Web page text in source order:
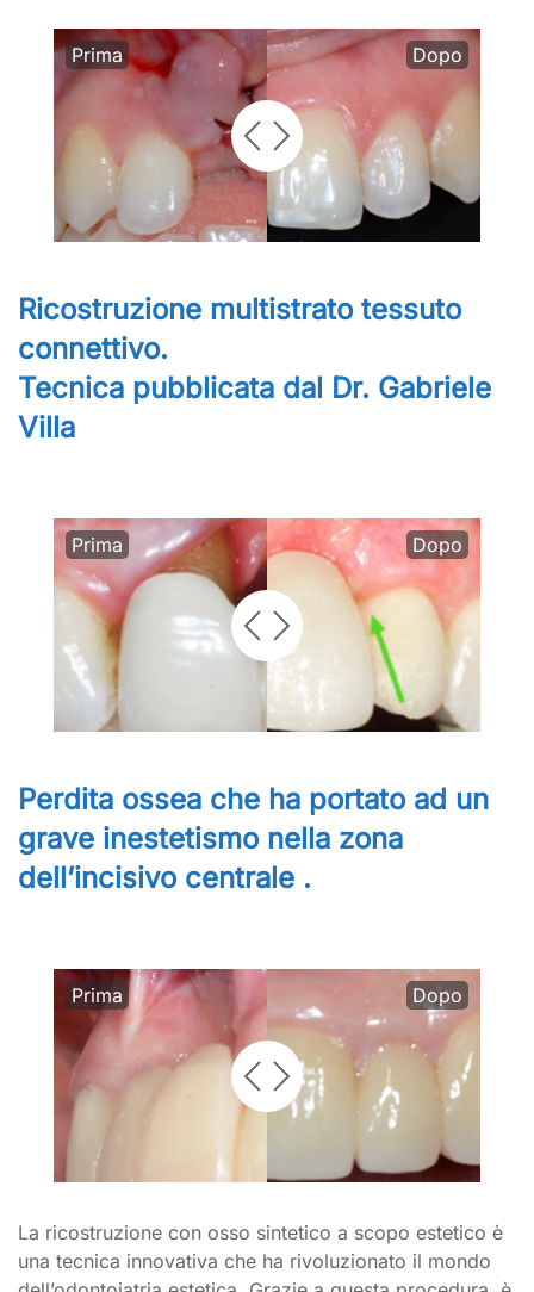
Dopo
Prima
Ricostruzione multistrato tessuto
connettivo.
Tecnica pubblicata dal Dr. Gabriele
Villa
Dopo
Prima
Perdita ossea che ha portato ad un
grave inestetismo nella zona
dell’incisivo centrale .
Dopo
Prima
La ricostruzione con osso sintetico a scopo estetico è
una tecnica innovativa che ha rivoluzionato il mondo